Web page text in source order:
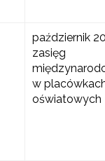
październik
zasięg
w
oświatowych